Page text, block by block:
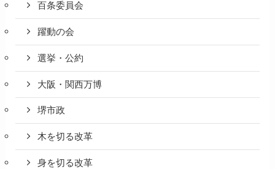
百条委員会
躍動の会
選挙・公約
大阪・関西万博
堺市政
木を切る改革
身を切る改革